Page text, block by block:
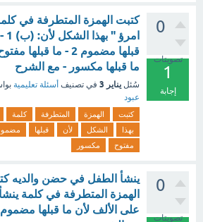
0
تصويتات
1
إجابة
كتبت الهمزة المتطرفة في
ما قبلها مكسور - مع الشرح
سُئل يناير 3 في تصنيف أسئلة تعليمية
عبود
كتبت الهمزة المتطرفة كلمة
بهذا
الشكل لأن قبلها
مفتوح
مكسور
0
تصويتات
ينشأ الطفل في حضن والديه
الهمزة المتطرفة في كلمة ينشأ
على الألف لأن ما قبلها